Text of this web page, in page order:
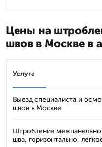
Цены на
швов в Москве в
Услуга
Выезд специалиста и
швов в Москве
Штробление
шва, горизонтально,